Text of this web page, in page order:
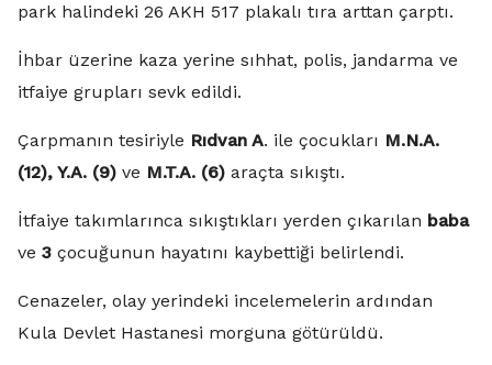
park halindeki 26 AKH 517 plakalı tıra arttan çarptı.
İhbar üzerine kaza yerine sıhhat, polis, jandarma ve
itfaiye grupları sevk edildi.
Çarpmanın tesiriyle Rıdvan A. ile çocukları M.N.A.
(12), Y.A. (9) ve M.T.A. (6) araçta sıkıştı.
İtfaiye takımlarınca sıkıştıkları yerden çıkarılan baba
ve 3 çocuğunun hayatını kaybettiği belirlendi.
Cenazeler, olay yerindeki incelemelerin ardından
Kula Devlet Hastanesi morguna götürüldü.